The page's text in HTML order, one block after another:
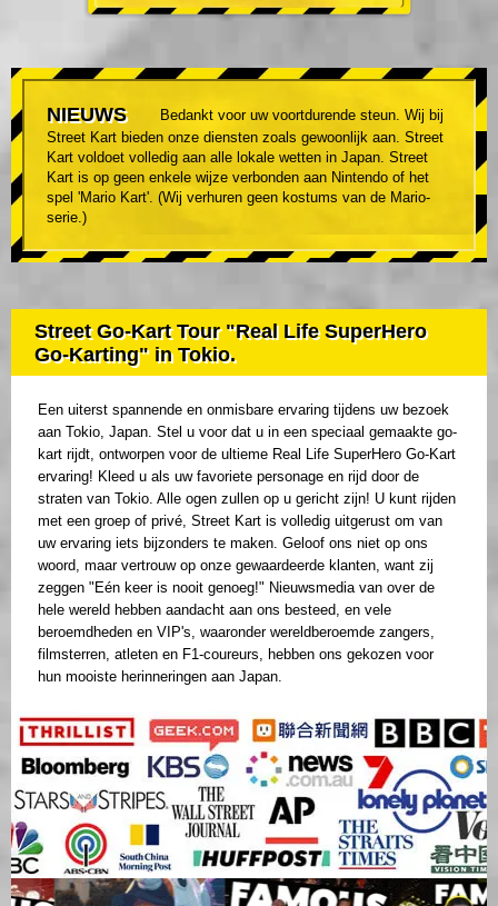
NIEUWS
Bedankt voor uw voortdurende steun. Wij bij
Street Kart bieden onze diensten zoals gewoonlijk aan. Street
Kart voldoet volledig aan alle lokale wetten in Japan. Street
Kart is op geen enkele wijze verbonden aan Nintendo of het
spel 'Mario Kart'. (Wij verhuren geen kostums van de Mario-
serie.)
Street Go-Kart Tour "Real Life SuperHero
Go-Karting" in Tokio.
Een uiterst spannende en onmisbare ervaring tijdens uw bezoek
aan Tokio, Japan. Stel u voor dat u in een speciaal gemaakte go-
kart rijdt, ontworpen voor de ultieme Real Life SuperHero Go-Kart
ervaring! Kleed u als uw favoriete personage en rijd door de
straten van Tokio. Alle ogen zullen op u gericht zijn! U kunt rijden
met een groep of privé, Street Kart is volledig uitgerust om van
uw ervaring iets bijzonders te maken. Geloof ons niet op ons
woord, maar vertrouw op onze gewaardeerde klanten, want zij
zeggen "Eén keer is nooit genoeg!" Nieuwsmedia van over de
hele wereld hebben aandacht aan ons besteed, en vele
beroemdheden en VIP's, waaronder wereldberoemde zangers,
filmsterren, atleten en F1-coureurs, hebben ons gekozen voor
hun mooiste herinneringen aan Japan.